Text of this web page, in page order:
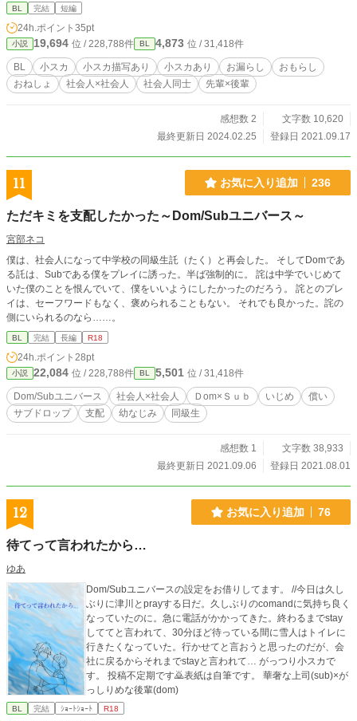
BL 完結 短編
24h.ポイント 35pt
小説 19,694 位 / 228,788件 BL 4,873 位 / 31,418件
BL 小スカ 小スカ描写あり 小スカあり お漏らし
おもらし
おねしょ
社会人×社会人 社会人同士 先輩×後輩
感想数 2
文字数 10,620
最終更新日 2024.02.25
登録日 2021.09.17
11 お気に入り追加 236
ただキミを支配したかった～Dom/Subユニバース～
宮部ネコ
僕は、社会人になって中学校の同級生託（たく）と再会した。 そしてDomであ
る託は、Subである僕をプレイに誘った。半ば強制的に。 詫は中学でいじめて
いた僕のことを恨んでいて、僕をいいようにしたかったのだろう。 詫とのプレ
イは、セーフワードもなく、褒められることもない。 それでも良かった。詫の
側にいられるのなら……。
BL 完結 長編 R18
24h.ポイント 28pt
小説 22,084 位 / 228,788件 BL 5,501 位 / 31,418件
Dom/Subユニバース 社会人×社会人 Ｄom×Ｓｕｂ いじめ
償い
サブドロップ
支配 幼なじみ 同級生
感想数 1
文字数 38,933
最終更新日 2021.09.06
登録日 2021.08.01
12 お気に入り追加 76
待てって言われたから…
ゆあ
Dom/Subユニバースの設定をお借りしてます。 //今日は久し
ぶりに津川とprayする日だ。久しぶりのcomandに気持ち良く
なっていたのに。急に電話がかかってきた。終わるまでstay
しててと言われて、30分ほど待っている間に雪人はトイレに
行きたくなっていた。行かせてと言おうと思ったのだが、会
社に戻るからそれまでstayと言われて… がっつり小スカで
す。 投稿不定期です🙇表紙は自筆です。 華奢な上司(sub)×が
っしりめな後輩(dom)
BL 完結 ｼｮｰﾄｼｮｰﾄ R18